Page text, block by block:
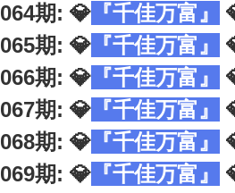
064期: 💎 『千佳万富』
065期: 💎 『千佳万富』
066期: 💎 『千佳万富』
067期: 💎 『千佳万富』
068期: 💎 『千佳万富』
069期: 💎 『千佳万富』